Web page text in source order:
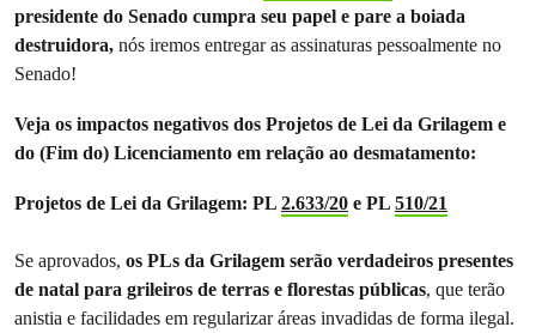
presidente do Senado cumpra seu papel e pare a boiada
destruidora, nós iremos entregar as assinaturas pessoalmente no
Senado!
Veja os impactos negativos dos Projetos de Lei da Grilagem e
do (Fim do) Licenciamento em relação ao desmatamento:
Projetos de Lei da Grilagem: PL 2.633/20 e PL 510/21
Se aprovados, os PLs da Grilagem serão verdadeiros presentes
de natal para grileiros de terras e florestas públicas, que terão
anistia e facilidades em regularizar áreas invadidas de forma ilegal.